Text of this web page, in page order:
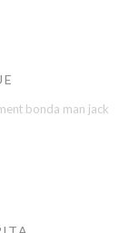
bonda man jack